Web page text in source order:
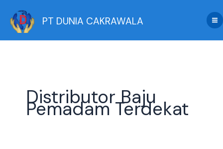
content
PT DUNIA CAKRAWALA
Distributor Baju
Pemadam Terdekat